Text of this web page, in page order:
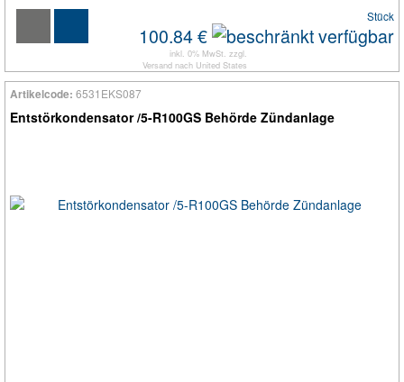
Stück
100.84 €
inkl. 0% MwSt. zzgl.
Versand nach United States
Artikelcode: 6531EKS087
Entstörkondensator /5-R100GS Behörde Zündanlage